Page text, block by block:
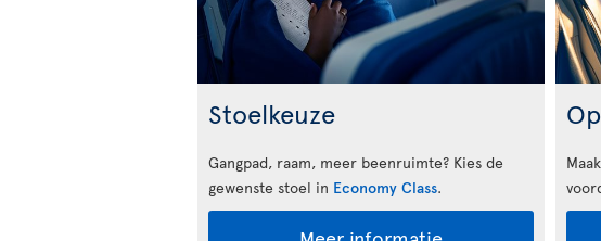
Stoelkeuze
Gangpad, raam, meer beenruimte? Kies de
gewenste stoel in Economy Class.